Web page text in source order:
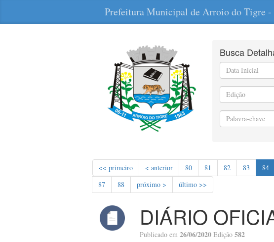
Prefeitura Municipal de Arroio do Tigre -
Busca
<< primeiro < anterior 80 81 82 83 84
87
88 próximo > último >>
DIÁRIO
Publicado em 26/06/2020 Edição 582